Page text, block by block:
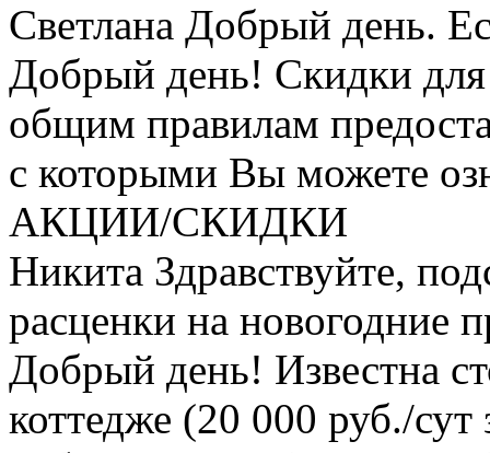
Светлана Добрый день.
Добрый день! Скидки
общим правилам
с которыми Вы можете
АКЦИИ/СКИДКИ
Никита Здравствуйте,
расценки на новогодние
Добрый день! Известна
коттедже (20 000 руб./